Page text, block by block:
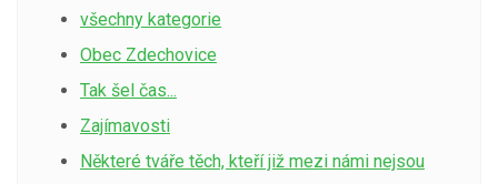
všechny kategorie
Obec Zdechovice
Tak šel čas...
Zajímavosti
Některé tváře těch, kteří již mezi námi nejsou